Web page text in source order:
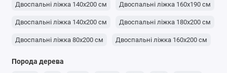
Двоспальні ліжка 140x200 см Двоспальні ліжка 160x190 см
Двоспальні ліжка 140x200 см Двоспальні ліжка 180x200 см
Двоспальні ліжка 80x200 см Двоспальні ліжка 160x200 см
Порода дерева